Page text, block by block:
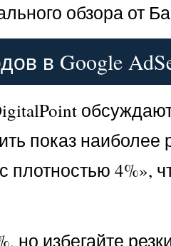
обзора от
в Google
показ
плотностью 4%»,
но избегайте